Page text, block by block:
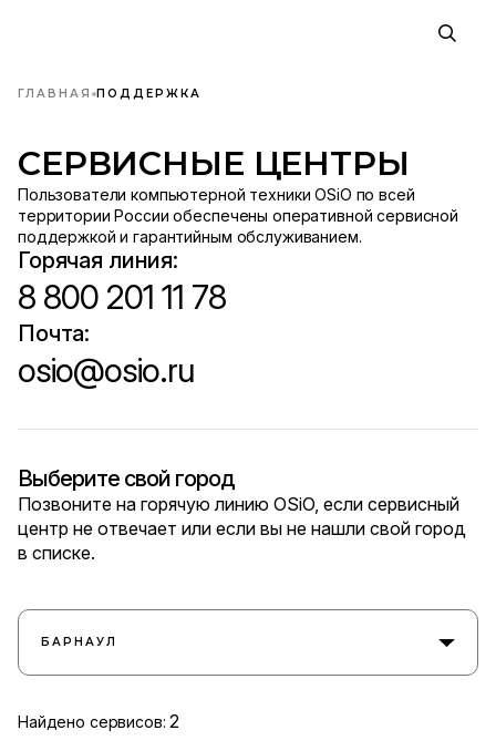
ГЛАВНАЯ ПОДДЕРЖКА
СЕРВИСНЫЕ ЦЕНТРЫ
Пользователи компьютерной техники OSiO по всей
территории России обеспечены оперативной сервисной
поддержкой и гарантийным обслуживанием.
Горячая линия:
8 800 201 11 78
Почта:
osio@osio.ru
Выберите свой город
Позвоните на горячую линию OSiO, если сервисный
центр не отвечает или если вы не нашли свой город
в списке.
БАРНАУЛ
Найдено сервисов:2